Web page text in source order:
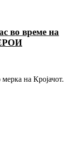
во време на
на Кројачот.